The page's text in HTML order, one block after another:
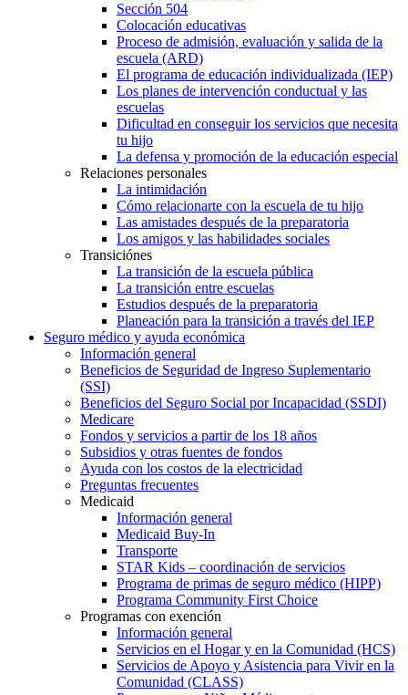
Sección 504
Colocación educativas
Proceso de admisión, evaluación y salida de la
escuela (ARD)
El programa de educación individualizada (IEP)
Los planes de intervención conductual y las
escuelas
Dificultad en conseguir los servicios que necesita
tu hijo
La defensa y promoción de la educación especial
Relaciones personales
La intimidación
Cómo relacionarte con la escuela de tu hijo
Las amistades después de la preparatoria
Los amigos y las habilidades sociales
Transiciónes
La transición de la escuela pública
La transición entre escuelas
Estudios después de la preparatoria
Planeación para la transición a través del IEP
Seguro médico y ayuda económica
Información general
Beneficios de Seguridad de Ingreso Suplementario
(SSI)
Beneficios del Seguro Social por Incapacidad (SSDI)
Medicare
Fondos y servicios a partir de los 18 años
Subsidios y otras fuentes de fondos
Ayuda con los costos de la electricidad
Preguntas frecuentes
Medicaid
Información general
Medicaid Buy-In
Transporte
STAR Kids – coordinación de servicios
Programa de primas de seguro médico (HIPP)
Programa Community First Choice
Programas con exención
Información general
Servicios en el Hogar y en la Comunidad (HCS)
Servicios de Apoyo y Asistencia para Vivir en la
Comunidad (CLASS)